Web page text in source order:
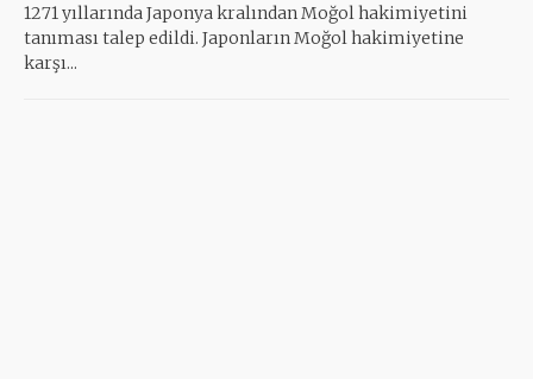
1271 yıllarında Japonya kralından Moğol hakimiyetini
tanıması talep edildi. Japonların Moğol hakimiyetine
karşı...